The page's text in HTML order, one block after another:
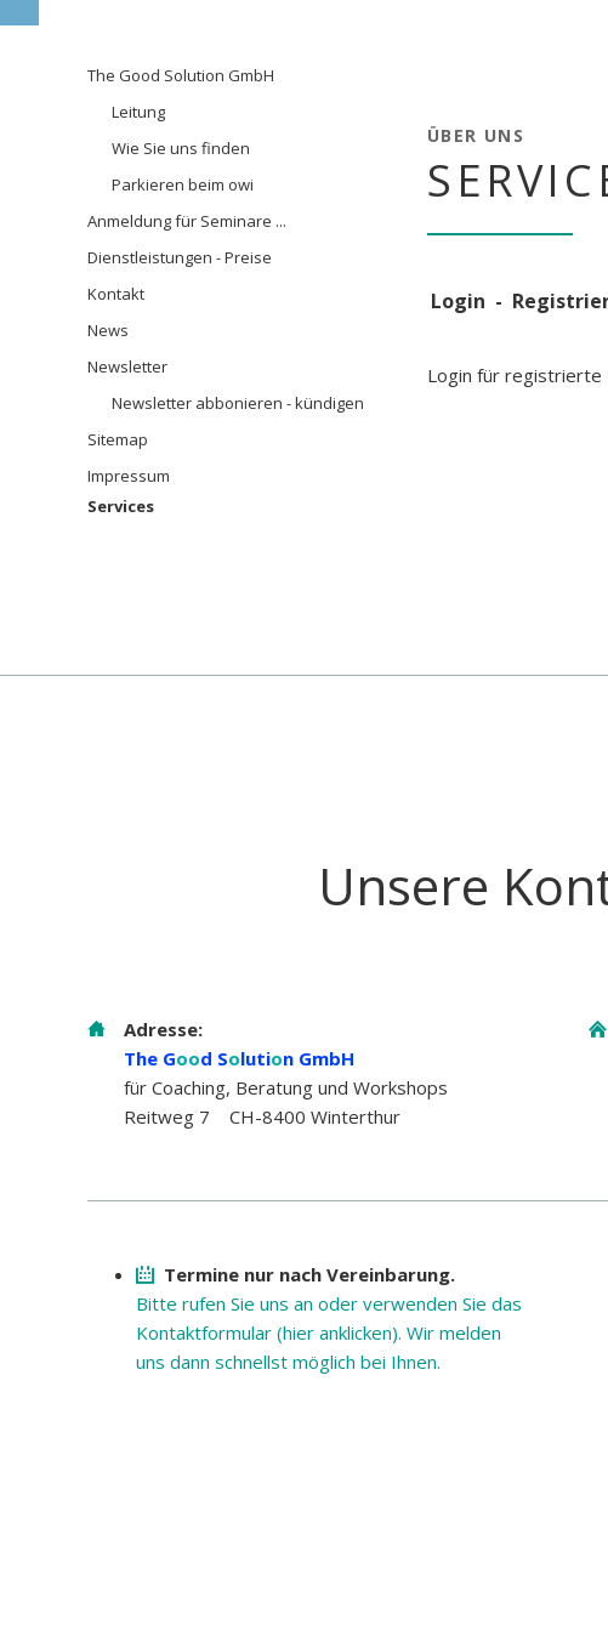
ÜBER UNS
Login -
Login für registrierte
Navigation
The Good Solution GmbH
Leitung
Wie Sie uns finden
Parkieren beim owi
Anmeldung für Seminare ...
Dienstleistungen - Preise
Kontakt
News
Newsletter
Newsletter abbonieren - kündigen
Sitemap
Impressum
Services
Unsere
Adresse:
The Good Solution GmbH
für Coaching, Beratung und Workshops
Reitweg 7 CH-8400 Winterthur
Termine nur nach Vereinbarung.
Bitte rufen Sie uns an oder verwenden Sie das
Kontaktformu­lar (hier anklicken). Wir melden
uns dann schnellst möglich bei Ihnen.